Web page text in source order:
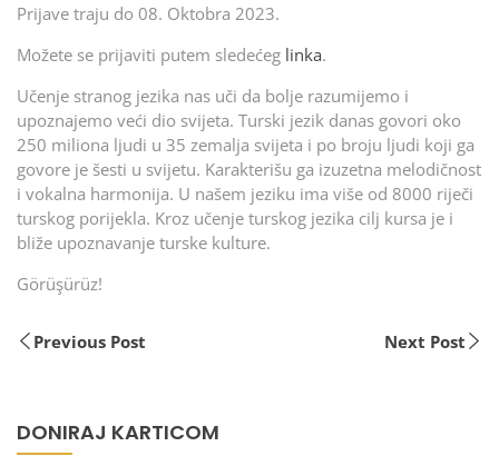
Prijave traju do 08. Oktobra 2023.
Možete se prijaviti putem sledećeg linka.
Učenje stranog jezika nas uči da bolje razumijemo i
upoznajemo veći dio svijeta. Turski jezik danas govori oko
250 miliona ljudi u 35 zemalja svijeta i po broju ljudi koji ga
govore je šesti u svijetu. Karakterišu ga izuzetna melodičnost
i vokalna harmonija. U našem jeziku ima više od 8000 riječi
turskog porijekla. Kroz učenje turskog jezika cilj kursa je i
bliže upoznavanje turske kulture.
Görüşürüz!
Previous Post Next Post
DONIRAJ KARTICOM